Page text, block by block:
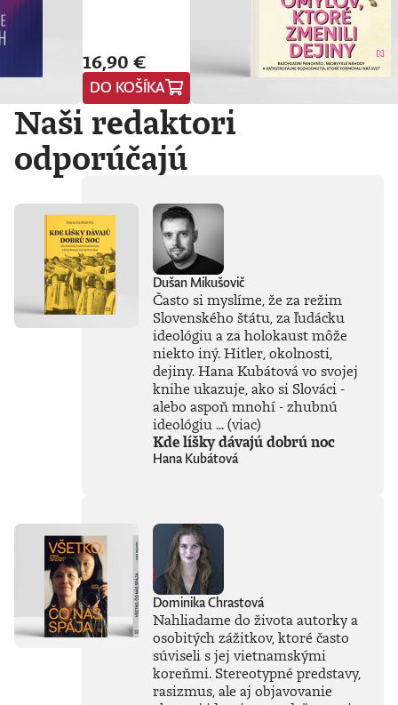
všetko, čo sme si o
nej doteraz mysleli.
Vyvádza umelú
inteligenciu z prísne
strážených
počítačových
laboratórií
technologických
každodenného
života. Od príchodu
systému ChatGPT
zaplavila verejnosť
vlna záujmu o AI,
no zároveň
zavládol zmätok.
Čo vlastne umelá
inteligencia dokáže
a kde sú jej limity?
Čo nás ešte len
čaká? Je pre ľudstvo
spásou alebo
hrozbou? Susskind
hraniciach, ktoré by
sme pri jej
používaní mali
jasne stanoviť.V
knihe Ako
premýšľať o umelej
inteligencii autor
čerpá zo svojich
skúseností, keďže
16,90 €
DO KOŠÍKA
Naši redaktori
odporúčajú
Dušan Mikušovič
Často si myslíme, že za režim
Slovenského štátu, za ľudácku
ideológiu a za holokaust môže
niekto iný. Hitler, okolnosti,
dejiny. Hana Kubátová vo svojej
knihe ukazuje, ako si Slováci -
alebo aspoň mnohí - zhubnú
ideológiu ...(viac)
Kde líšky dávajú dobrú noc
Hana Kubátová
Dominika Chrastová
Nahliadame do života autorky a
osobitých zážitkov, ktoré často
súviseli s jej vietnamskými
koreňmi. Stereotypné predstavy,
rasizmus, ale aj objavovanie